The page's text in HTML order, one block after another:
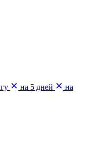
на 5 дней
на